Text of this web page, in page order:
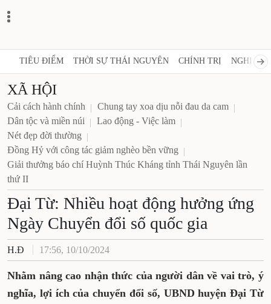
TIÊU ĐIỂM THỜI SỰ THÁI NGUYÊN CHÍNH TRỊ NGHỊ
XÃ HỘI
Cải cách hành chính
Chung tay xoa dịu nỗi đau da cam
Dân tộc và miền núi
Lao động - Việc làm
Nét đẹp đời thường
Đồng Hỷ với công tác giảm nghèo bền vững
Giải thưởng báo chí Huỳnh Thúc Kháng tỉnh Thái Nguyên lần
thứ II
Đại Từ: Nhiều hoạt động hưởng ứng
Ngày Chuyển đổi số quốc gia
H.Đ 17:56, 10/10/2024
Nhằm nâng cao nhận thức của người dân về vai trò, ý
nghĩa, lợi ích của chuyển đổi số, UBND huyện Đại Từ